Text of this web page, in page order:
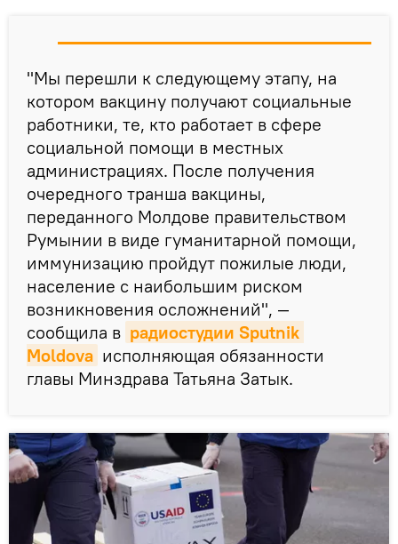
"Мы перешли к следующему этапу, на
котором вакцину получают социальные
работники, те, кто работает в сфере
социальной помощи в местных
администрациях. После получения
очередного транша вакцины,
переданного Молдове правительством
Румынии в виде гуманитарной помощи,
иммунизацию пройдут пожилые люди,
население с наибольшим риском
возникновения осложнений", —
сообщила в радиостудии Sputnik
Moldova исполняющая обязанности
главы Минздрава Татьяна Затык.